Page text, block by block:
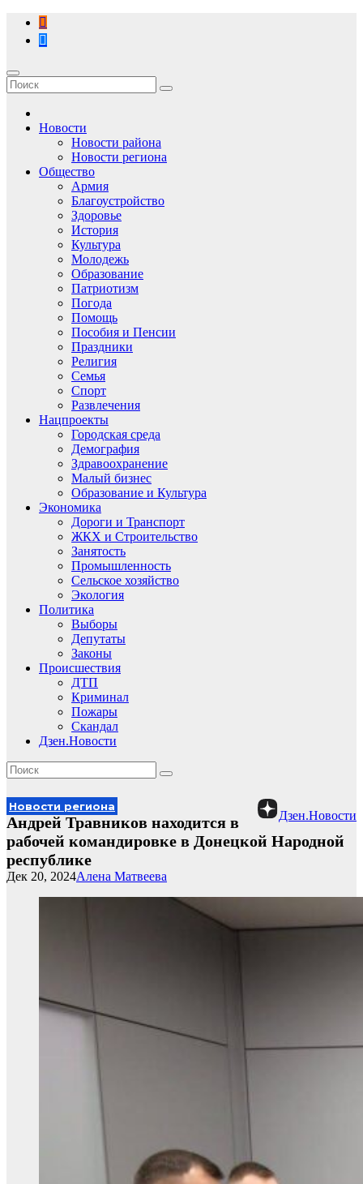
Перейти
содержимому
Новости
Новости района
Новости региона
Общество
Армия
Благоустройство
Здоровье
История
Культура
Молодежь
Образование
Патриотизм
Погода
Помощь
Пособия и Пенсии
Праздники
Религия
Семья
Спорт
Развлечения
Нацпроекты
Городская среда
Демография
Здравоохранение
Малый бизнес
Образование и Культура
Экономика
Дороги и Транспорт
ЖКХ и Строительство
Занятость
Промышленность
Сельское хозяйство
Экология
Политика
Выборы
Депутаты
Законы
Происшествия
ДТП
Криминал
Пожары
Скандал
Дзен.Новости
Дзен.Новости
Новости региона
Андрей Травников находится в
рабочей командировке в Донецкой Народной
республике
Алена Матвеева
Дек 20, 2024